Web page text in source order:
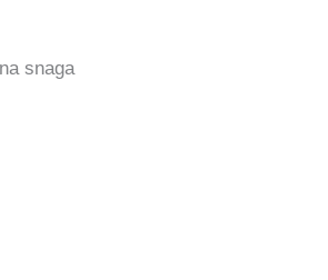
snaga